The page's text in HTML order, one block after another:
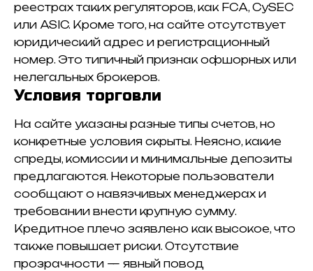
реестрах таких регуляторов, как FCA, CySEC
или ASIC. Кроме того, на сайте отсутствует
юридический адрес и регистрационный
номер. Это типичный признак офшорных или
нелегальных брокеров.
Условия торговли
На сайте указаны разные типы счетов, но
конкретные условия скрыты. Неясно, какие
спреды, комиссии и минимальные депозиты
предлагаются. Некоторые пользователи
сообщают о навязчивых менеджерах и
требовании внести крупную сумму.
Кредитное плечо заявлено как высокое, что
также повышает риски. Отсутствие
прозрачности — явный повод